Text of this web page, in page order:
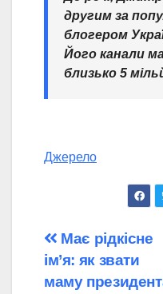
другим за
блогером
Його канали
близько 5
Джерело
Навігація
записів
Має рідкісне
ім’я: як звати
маму